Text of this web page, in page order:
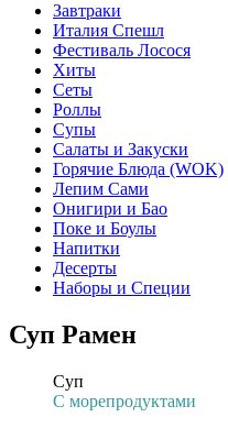
Завтраки
Италия Спешл
Фестиваль Лосося
Хиты
Сеты
Роллы
Супы
Салаты и Закуски
Горячие Блюда (WOK)
Лепим Сами
Онигири и Бао
Поке и Боулы
Напитки
Десерты
Наборы и Специи
Суп Рамен
Суп
С морепродуктами